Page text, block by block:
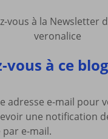
vous à la Newsletter
veronalice
vous à ce
adresse e-mail pour
une notification
e-mail.